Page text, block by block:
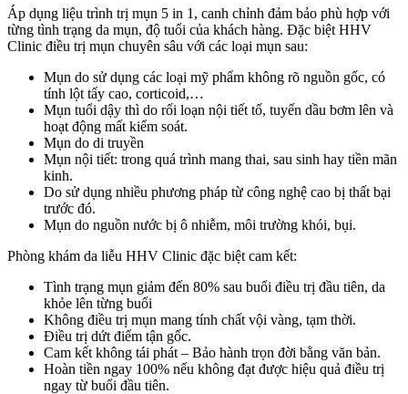
Áp dụng liệu trình trị mụn 5 in 1, canh chỉnh đảm bảo phù hợp với
từng tình trạng da mụn, độ tuổi của khách hàng. Đặc biệt HHV
Clinic điều trị mụn chuyên sâu với các loại mụn sau:
Mụn do sử dụng các loại mỹ phẩm không rõ nguồn gốc, có
tính lột tẩy cao, corticoid,…
Mụn tuổi dậy thì do rối loạn nội tiết tố, tuyến dầu bơm lên và
hoạt động mất kiểm soát.
Mụn do di truyền
Mụn nội tiết: trong quá trình mang thai, sau sinh hay tiền mãn
kinh.
Do sử dụng nhiều phương pháp từ công nghệ cao bị thất bại
trước đó.
Mụn do nguồn nước bị ô nhiễm, môi trường khói, bụi.
Phòng khám da liễu HHV Clinic đặc biệt cam kết:
Tình trạng mụn giảm đến 80% sau buổi điều trị đầu tiên, da
khỏe lên từng buổi
Không điều trị mụn mang tính chất vội vàng, tạm thời.
Điều trị dứt điểm tận gốc.
Cam kết không tái phát – Bảo hành trọn đời bằng văn bản.
Hoàn tiền ngay 100% nếu không đạt được hiệu quả điều trị
ngay từ buổi đầu tiên.